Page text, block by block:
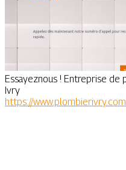
Essayeznous ! Entreprise
Ivry
https://